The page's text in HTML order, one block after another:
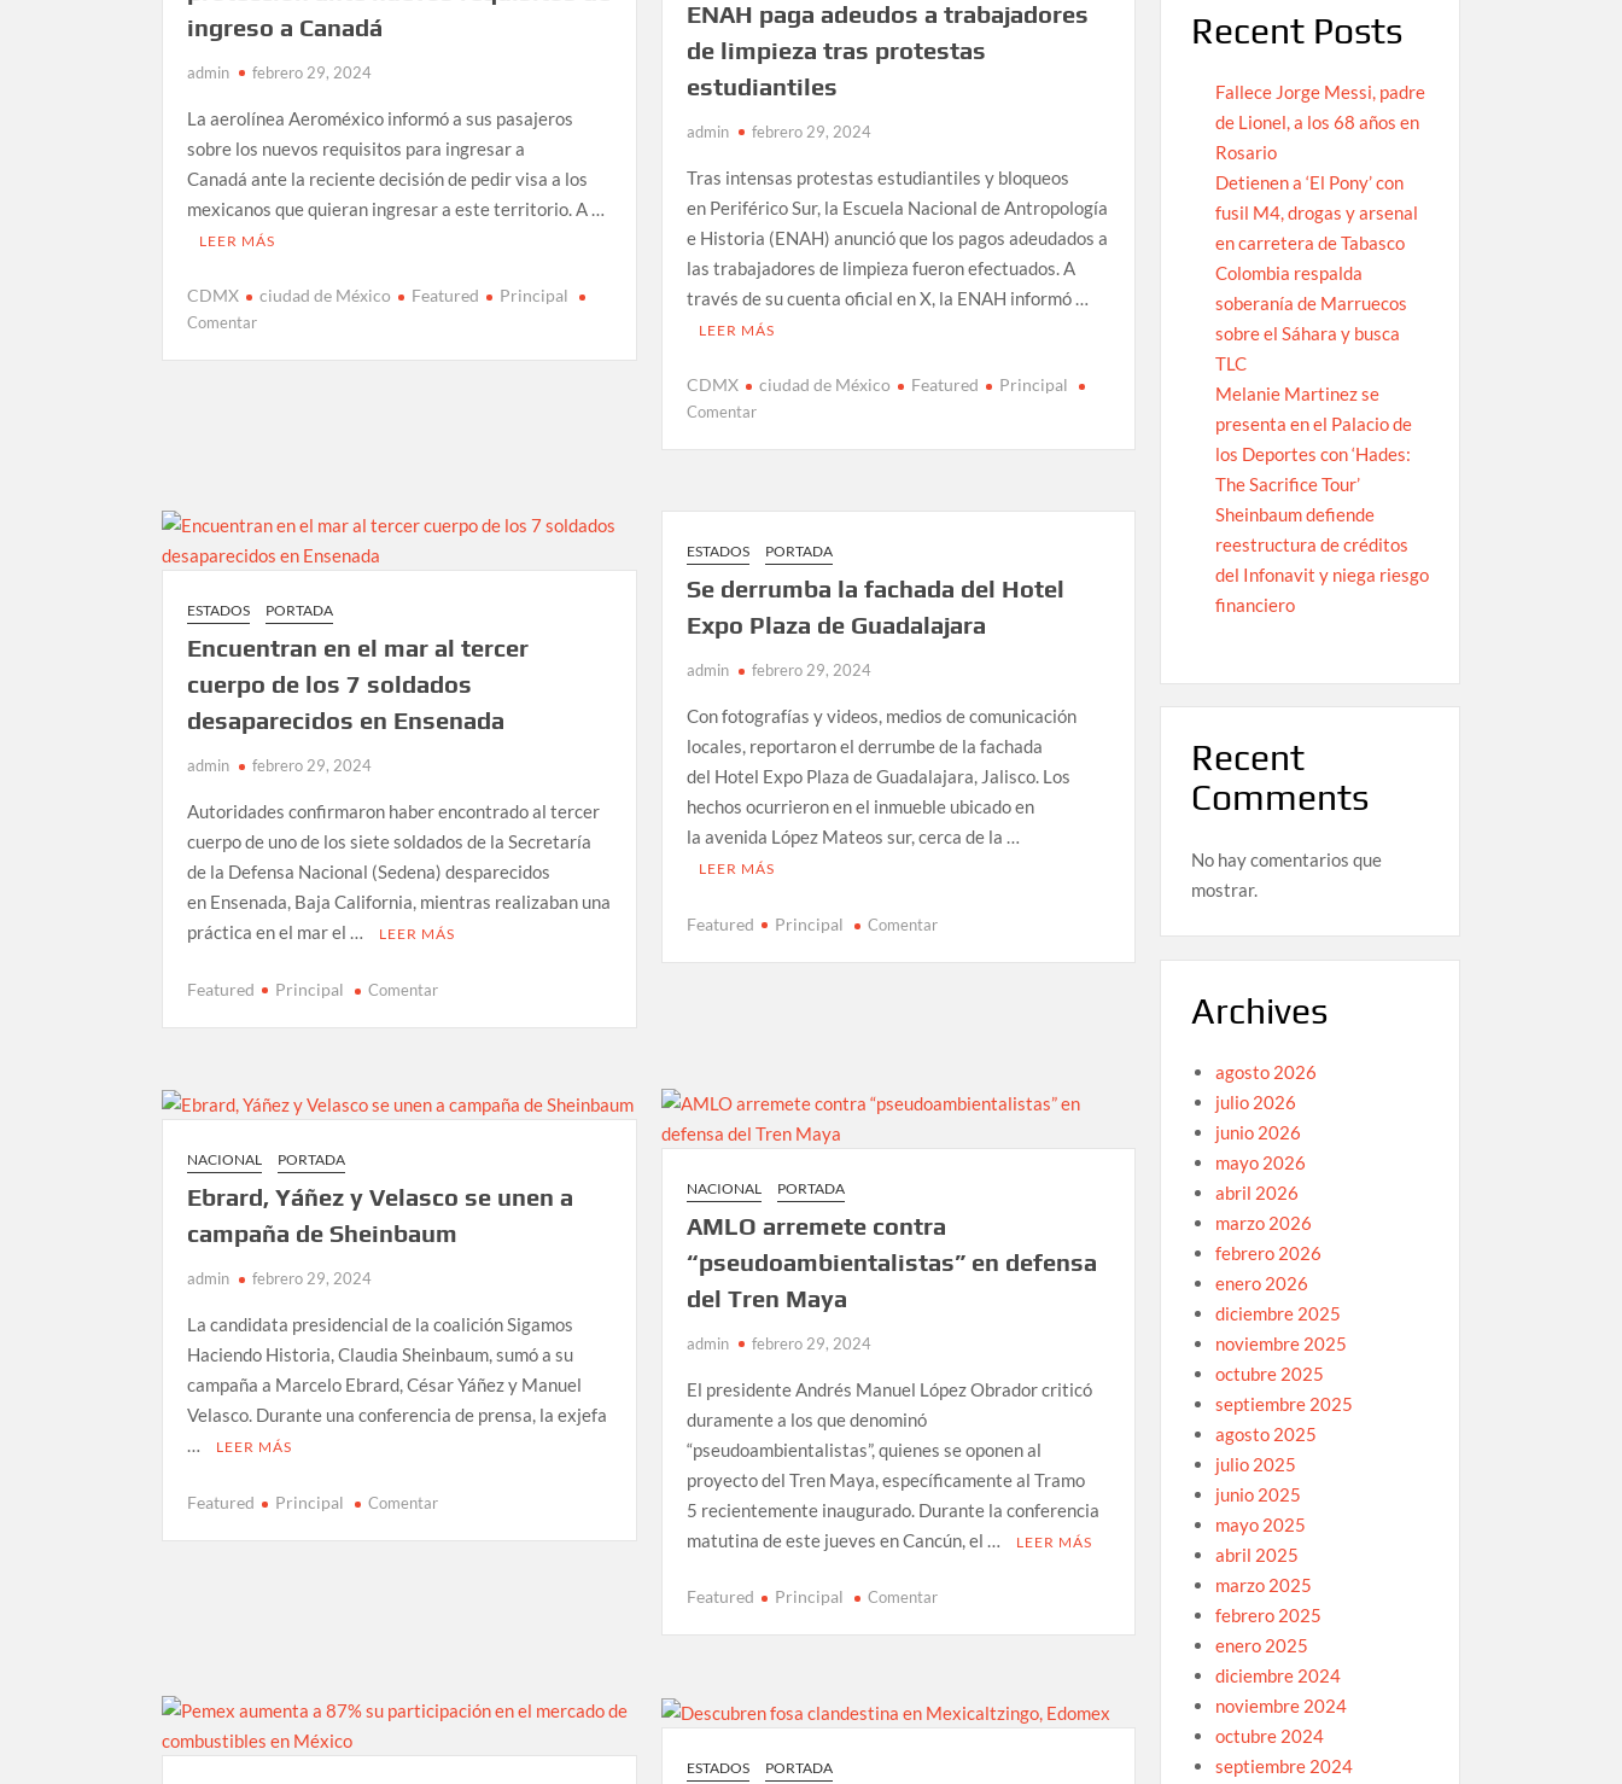
ingreso a Canadá
admin febrero 29, 2024
La aerolínea Aeroméxico informó a sus pasajeros
sobre los nuevos requisitos para ingresar a
Canadá ante la reciente decisión de pedir visa a los
mexicanos que quieran ingresar a este territorio. A …
LEER MÁS
CDMX ciudad de México Featured Principal
Comentaren
requisitos
de
Canadá
ENAH paga adeudos a trabajadores
de limpieza tras protestas
estudiantiles
admin febrero 29, 2024
Tras intensas protestas estudiantiles y bloqueos
en Periférico Sur, la Escuela Nacional de Antropología
e Historia (ENAH) anunció que los pagos adeudados a
las trabajadores de limpieza fueron efectuados. A
través de su cuenta oficial en X, la ENAH informó …
LEER MÁS
CDMX ciudad de México Featured Principal
Comentaren
a
trabajadores
de
limpieza
tras
estudiantiles
ESTADOS PORTADA
Encuentran en el mar al tercer
cuerpo de los 7 soldados
desaparecidos en Ensenada
admin febrero 29, 2024
Autoridades confirmaron haber encontrado al tercer
cuerpo de uno de los siete soldados de la Secretaría
de la Defensa Nacional (Sedena) desparecidos
en Ensenada, Baja California, mientras realizaban una
práctica en el mar el …
LEER MÁS
Featured Principal Comentaren
al
de
los
en
Ensenada
ESTADOS PORTADA
Se derrumba la fachada del Hotel
Expo Plaza de Guadalajara
admin febrero 29, 2024
Con fotografías y videos, medios de comunicación
locales, reportaron el derrumbe de la fachada
del Hotel Expo Plaza de Guadalajara, Jalisco. Los
hechos ocurrieron en el inmueble ubicado en
la avenida López Mateos sur, cerca de la …
LEER MÁS
Featured Principal Comentaren
Expo
NACIONAL PORTADA
Ebrard, Yáñez y Velasco se unen a
campaña de Sheinbaum
admin febrero 29, 2024
La candidata presidencial de la coalición Sigamos
Haciendo Historia, Claudia Sheinbaum, sumó a su
campaña a Marcelo Ebrard, César Yáñez y Manuel
Velasco. Durante una conferencia de prensa, la exjefa
…
LEER MÁS
Featured Principal Comentaren
campaña
NACIONAL PORTADA
AMLO arremete contra
“pseudoambientalistas” en defensa
del Tren Maya
admin febrero 29, 2024
El presidente Andrés Manuel López Obrador criticó
duramente a los que denominó
“pseudoambientalistas”, quienes se oponen al
proyecto del Tren Maya, específicamente al Tramo
5 recientemente inaugurado. Durante la conferencia
matutina de este jueves en Cancún, el …
LEER MÁS
Featured Principal Comentaren
en
ESTADOS PORTADA
Recent Posts
Fallece Jorge Messi, padre
de Lionel, a los 68 años en
Rosario
Detienen a ‘El Pony’ con
fusil M4, drogas y arsenal
en carretera de Tabasco
Colombia respalda
soberanía de Marruecos
sobre el Sáhara y busca
TLC
Melanie Martinez se
presenta en el Palacio de
los Deportes con ‘Hades:
The Sacrifice Tour’
Sheinbaum defiende
reestructura de créditos
del Infonavit y niega riesgo
financiero
Recent
Comments
No hay comentarios que
mostrar.
Archives
agosto 2026
julio 2026
junio 2026
mayo 2026
abril 2026
marzo 2026
febrero 2026
enero 2026
diciembre 2025
noviembre 2025
octubre 2025
septiembre 2025
agosto 2025
julio 2025
junio 2025
mayo 2025
abril 2025
marzo 2025
febrero 2025
enero 2025
diciembre 2024
noviembre 2024
octubre 2024
septiembre 2024